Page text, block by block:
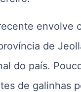
envolve
de
do país.
de galinhas